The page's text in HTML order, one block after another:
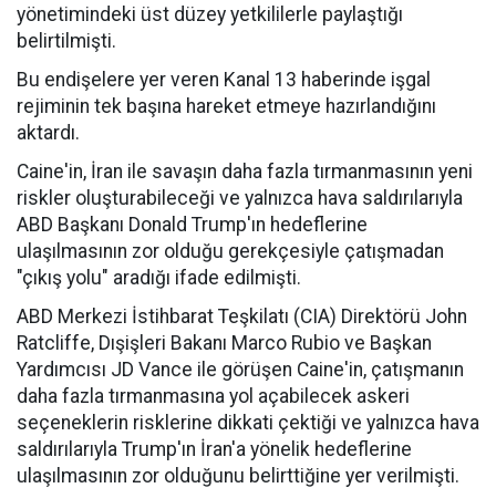
yönetimindeki üst düzey yetkililerle paylaştığı
belirtilmişti.
Bu endişelere yer veren Kanal 13 haberinde işgal
rejiminin tek başına hareket etmeye hazırlandığını
aktardı.
Caine'in, İran ile savaşın daha fazla tırmanmasının yeni
riskler oluşturabileceği ve yalnızca hava saldırılarıyla
ABD Başkanı Donald Trump'ın hedeflerine
ulaşılmasının zor olduğu gerekçesiyle çatışmadan
"çıkış yolu" aradığı ifade edilmişti.
ABD Merkezi İstihbarat Teşkilatı (CIA) Direktörü John
Ratcliffe, Dışişleri Bakanı Marco Rubio ve Başkan
Yardımcısı JD Vance ile görüşen Caine'in, çatışmanın
daha fazla tırmanmasına yol açabilecek askeri
seçeneklerin risklerine dikkati çektiği ve yalnızca hava
saldırılarıyla Trump'ın İran'a yönelik hedeflerine
ulaşılmasının zor olduğunu belirttiğine yer verilmişti.